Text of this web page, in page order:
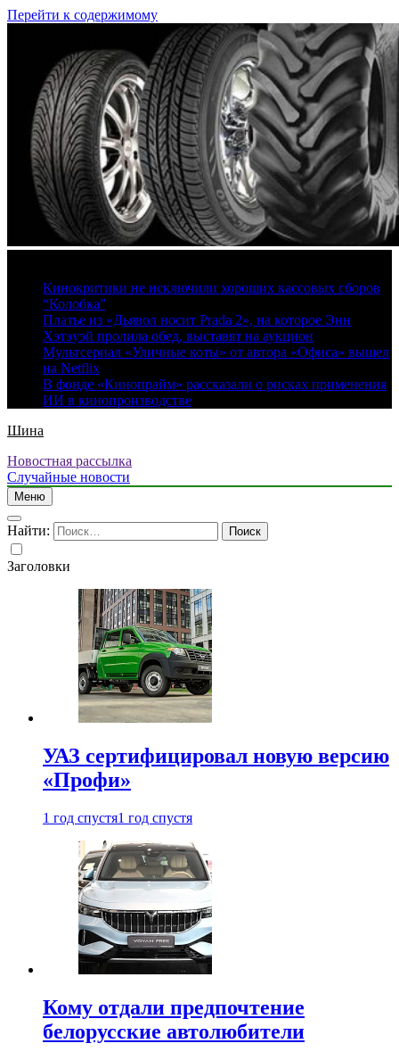
Перейти к содержимому
Кинокритики не исключили хороших кассовых сборов
“Колобка”
Платье из «Дьявол носит Prada 2», на которое Энн
Хэтэуэй пролила обед, выставят на аукцион
Мультсериал «Уличные коты» от автора «Офиса» вышел
на Netflix
В фонде «Кинопрайм» рассказали о рисках применения
ИИ в кинопроизводстве
Шина
Новостная рассылка
Случайные новости
Меню
Найти:
Заголовки
УАЗ сертифицировал новую версию
«Профи»
1 год спустя1 год спустя
Кому отдали предпочтение
белорусские автолюбители